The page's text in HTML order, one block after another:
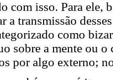
com isso. Para ele,
a transmissão
como
sobre a mente ou o
por algo externo;